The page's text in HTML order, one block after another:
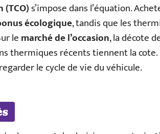
s’impose dans l’équation.
écologique, tandis que les
lemarché de l’occasion, la décote
thermiques récents tiennent la
le cycle de vie du véhicule.